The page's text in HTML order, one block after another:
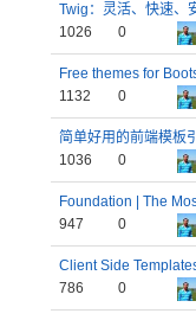
Twig：灵活、快速、
1026
0
Free themes for
1132
0
简单好用的前端模板
1036
0
Foundation | The
947
0
Client Side
786
0